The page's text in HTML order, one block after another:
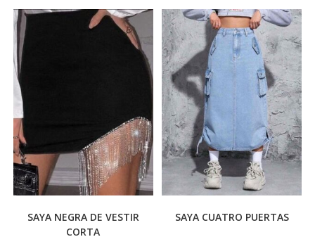
opciones
se
pueden
elegir
en
la
página
de
producto
se
en
SAYA NEGRA DE VESTIR
CORTA
SAYA CUATRO PUERTAS